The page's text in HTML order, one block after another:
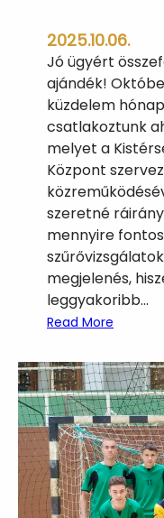
i
d
é
n
i
s
!
2025.10.06.
Jó ügyért
ajándék!
küzdelem
csatlakoztunk
melyet a
Központ
szeretné
mennyire
megjelenés,
leggyakoribb…
Read More
m
l
ő
r
á
k
e